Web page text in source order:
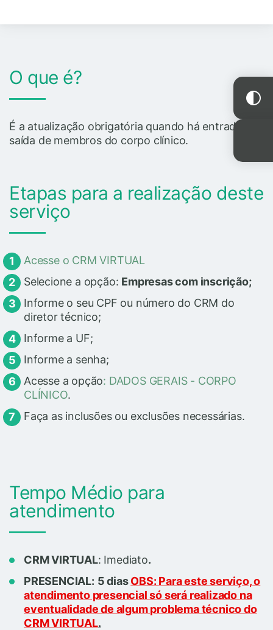
O que é?
É a atualização obrigatória quando há entrada ou
saída de membros do corpo clínico.
Etapas para a realização deste
serviço
Acesse o CRM VIRTUAL
Selecione a opção: Empresas com inscrição;
Informe o seu CPF ou número do CRM do
diretor técnico;
Informe a UF;
Informe a senha;
Acesse a opção: DADOS GERAIS - CORPO
CLÍNICO.
Faça as inclusões ou exclusões necessárias.
Tempo Médio para
atendimento
CRM VIRTUAL: Imediato.
PRESENCIAL: 5 diasOBS: Para este serviço, o
atendimento presencial só será realizado na
eventualidade de algum problema técnico do
CRM VIRTUAL.